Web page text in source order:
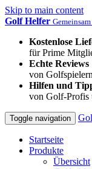
Skip to main content
Golf Helfer
Kostenlose
für Prime
Echte Reviews
von Golfspielern
Hilfen und
von Golf-Profis
Toggle navigation
Startseite
Produkte
Übersicht